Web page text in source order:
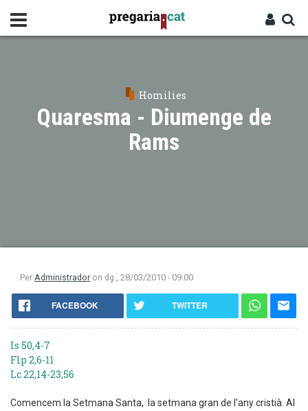
contingut
Homilies
Quaresma - Diumenge de
Rams
Per Administrador on dg., 28/03/2010 - 09:00
FACEBOOK TWITTER
Is 50,4-7
Flp 2,6-11
Lc 22,14-23,56
Comencem la Setmana Santa, la setmana gran de l'any cristià. Al